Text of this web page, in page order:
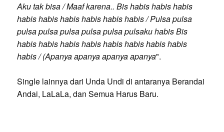
Aku tak bisa / Maaf karena.. Bis habis habis habis
habis habis habis habis habis habis / Pulsa pulsa
pulsa pulsa pulsa pulsa pulsa pulsaku habis Bis
habis habis habis habis habis habis habis habis
habis / (Apanya apanya apanya apanya".
Single lainnya dari Unda Undi di antaranya Berandai
Andai, LaLaLa, dan Semua Harus Baru.